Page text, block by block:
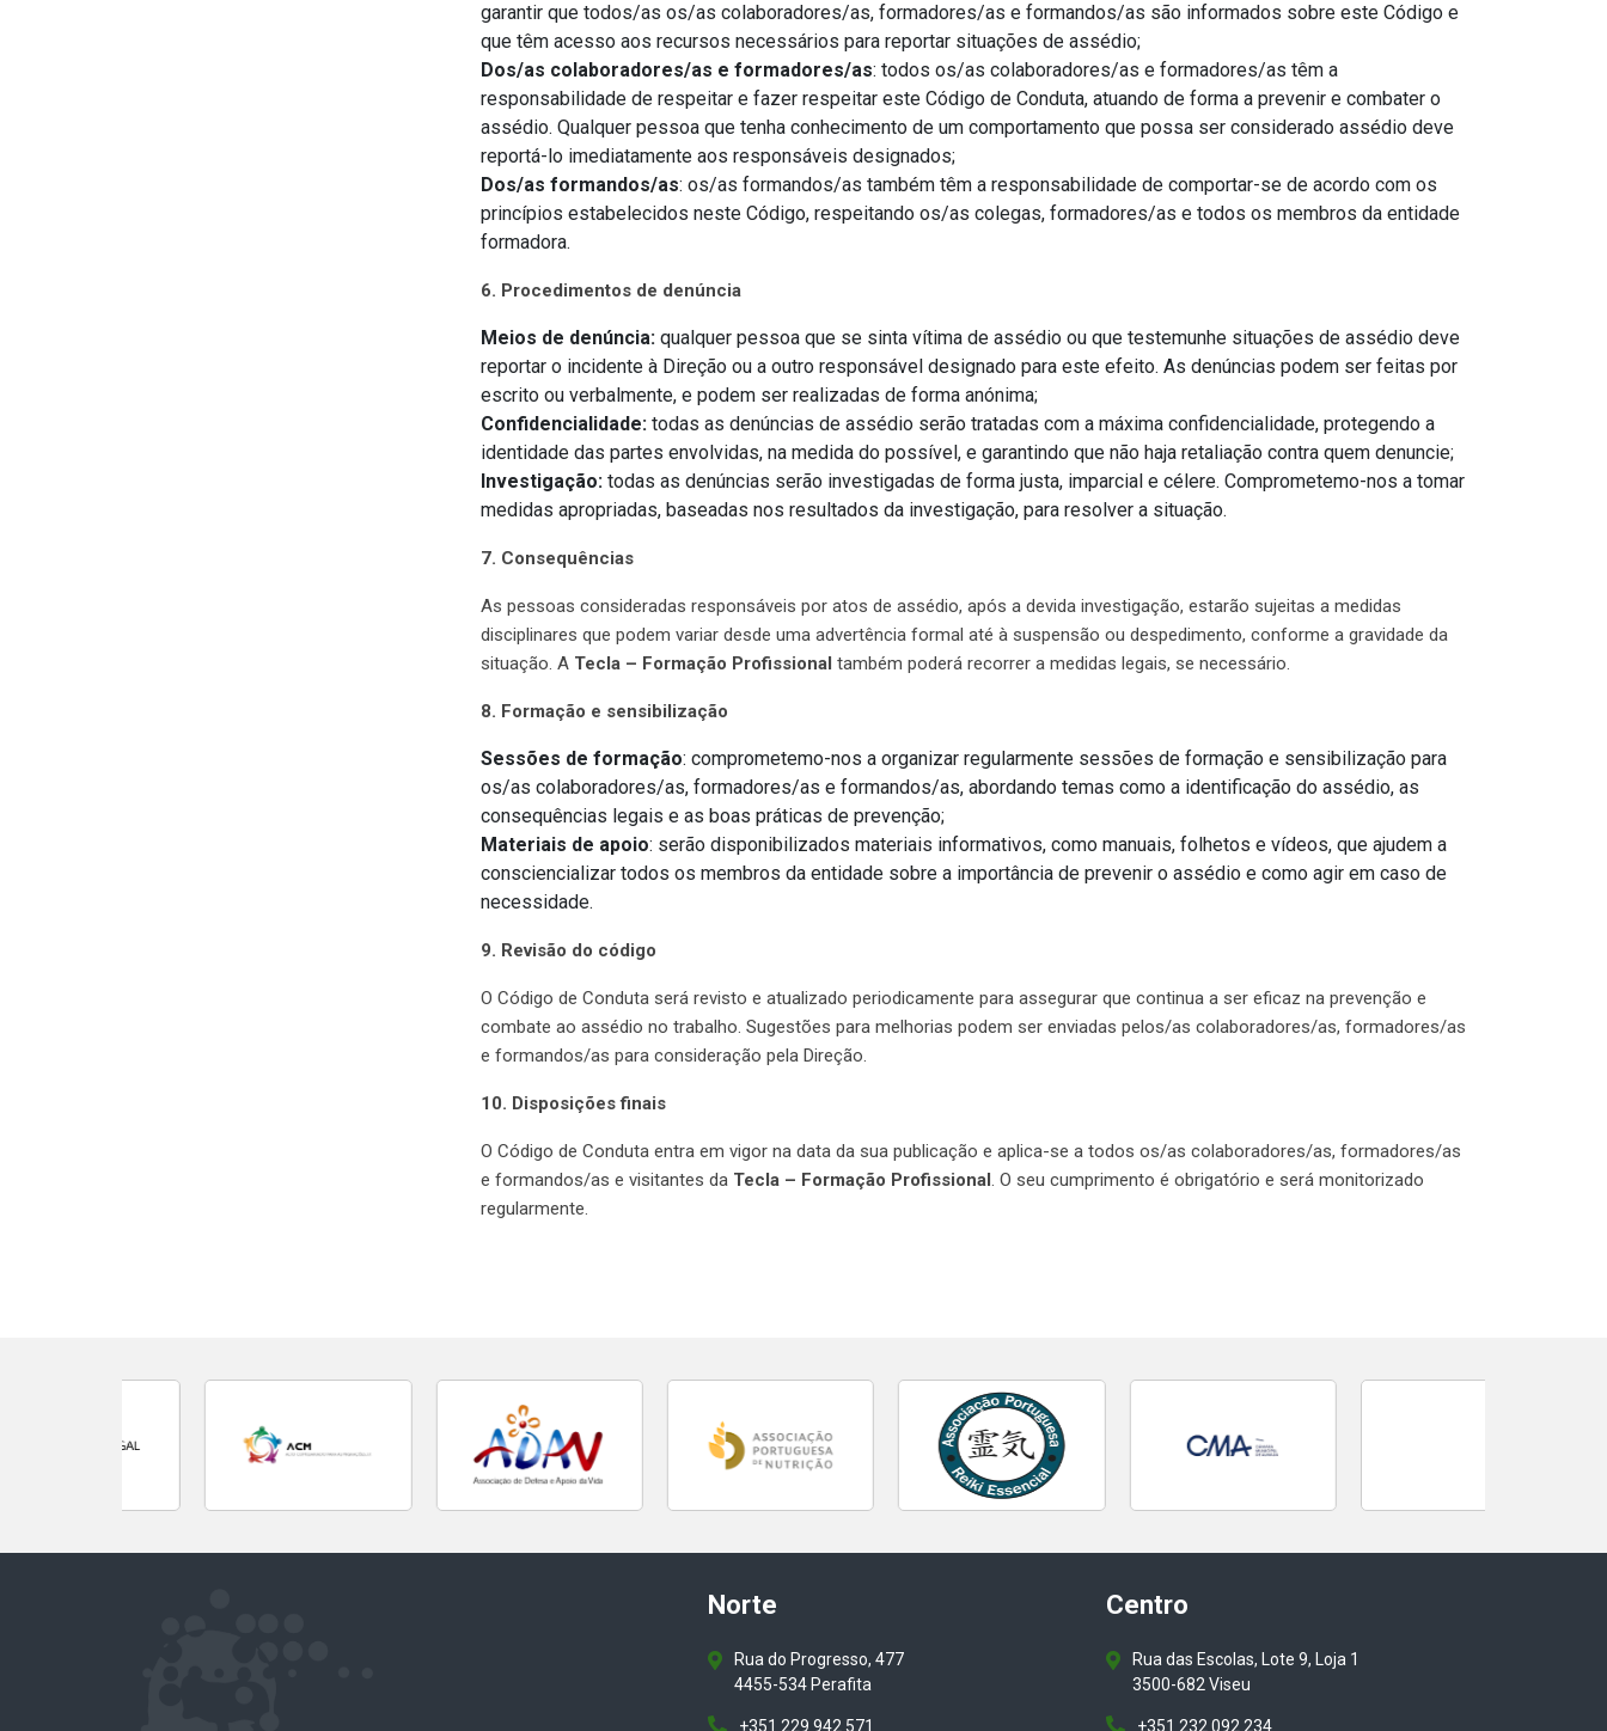
garantir que todos/as os/as colaboradores/as, formadores/as e formandos/as são informados sobre este Código e
que têm acesso aos recursos necessários para reportar situações de assédio;
Dos/as colaboradores/as e formadores/as: todos os/as colaboradores/as e formadores/as têm a
responsabilidade de respeitar e fazer respeitar este Código de Conduta, atuando de forma a prevenir e combater o
assédio. Qualquer pessoa que tenha conhecimento de um comportamento que possa ser considerado assédio deve
reportá-lo imediatamente aos responsáveis designados;
Dos/as formandos/as: os/as formandos/as também têm a responsabilidade de comportar-se de acordo com os
princípios estabelecidos neste Código, respeitando os/as colegas, formadores/as e todos os membros da entidade
formadora.
6. Procedimentos de denúncia
Meios de denúncia: qualquer pessoa que se sinta vítima de assédio ou que testemunhe situações de assédio deve
reportar o incidente à Direção ou a outro responsável designado para este efeito. As denúncias podem ser feitas por
escrito ou verbalmente, e podem ser realizadas de forma anónima;
Confidencialidade: todas as denúncias de assédio serão tratadas com a máxima confidencialidade, protegendo a
identidade das partes envolvidas, na medida do possível, e garantindo que não haja retaliação contra quem denuncie;
Investigação: todas as denúncias serão investigadas de forma justa, imparcial e célere. Comprometemo-nos a tomar
medidas apropriadas, baseadas nos resultados da investigação, para resolver a situação.
7. Consequências
As pessoas consideradas responsáveis por atos de assédio, após a devida investigação, estarão sujeitas a medidas
disciplinares que podem variar desde uma advertência formal até à suspensão ou despedimento, conforme a gravidade da
situação. A Tecla – Formação Profissional também poderá recorrer a medidas legais, se necessário.
8. Formação e sensibilização
Sessões de formação: comprometemo-nos a organizar regularmente sessões de formação e sensibilização para
os/as colaboradores/as, formadores/as e formandos/as, abordando temas como a identificação do assédio, as
consequências legais e as boas práticas de prevenção;
Materiais de apoio: serão disponibilizados materiais informativos, como manuais, folhetos e vídeos, que ajudem a
consciencializar todos os membros da entidade sobre a importância de prevenir o assédio e como agir em caso de
necessidade.
9. Revisão do código
O Código de Conduta será revisto e atualizado periodicamente para assegurar que continua a ser eficaz na prevenção e
combate ao assédio no trabalho. Sugestões para melhorias podem ser enviadas pelos/as colaboradores/as, formadores/as
e formandos/as para consideração pela Direção.
10. Disposições finais
O Código de Conduta entra em vigor na data da sua publicação e aplica-se a todos os/as colaboradores/as, formadores/as
e formandos/as e visitantes da Tecla – Formação Profissional. O seu cumprimento é obrigatório e será monitorizado
regularmente.
Norte
Rua do Progresso, 477
4455-534 Perafita
+351 229 942 571
Centro
Rua das Escolas, Lote 9, Loja 1
3500-682 Viseu
+351 232 092 234